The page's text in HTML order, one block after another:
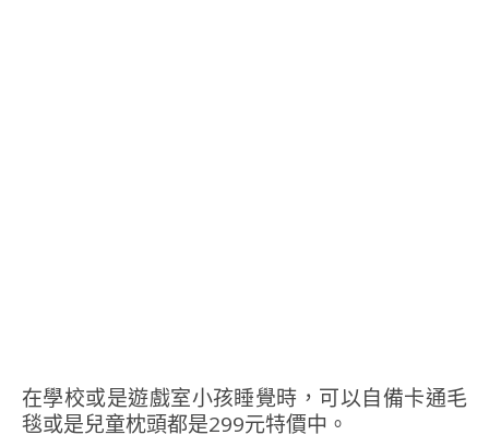
在學校或是遊戲室小孩睡覺時，可以自備卡通毛
毯或是兒童枕頭都是299元特價中。